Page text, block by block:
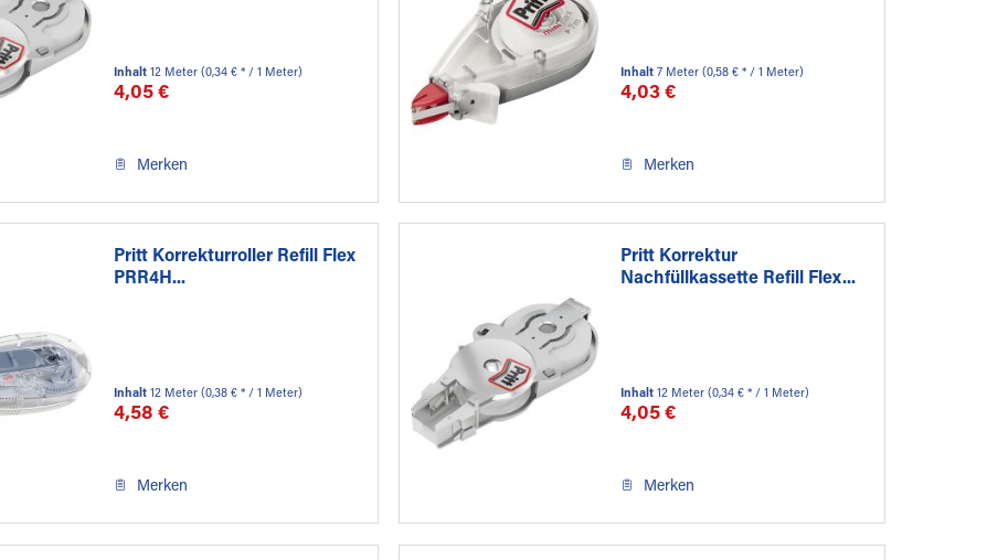
Inhalt12 Meter(0,34 € * / 1 Meter)
4,05 €
Merken
Inhalt 7 Meter(0,58 € * / 1 Meter)
4,03 €
Merken
Pritt Korrekturroller Refill Flex
PRR4H...
Inhalt12 Meter(0,38 € * / 1 Meter)
4,58 €
Merken
Pritt Korrektur
Nachfüllkassette Refill Flex...
Inhalt12 Meter(0,34 € * / 1 Meter)
4,05 €
Merken